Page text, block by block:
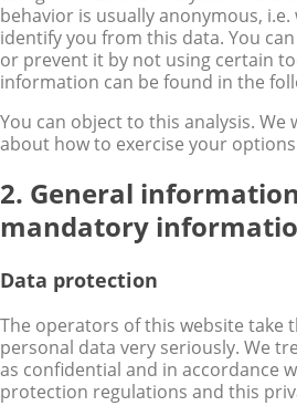
behavior is usually anonymous,
identify you from this data. You
or prevent it by not using certain
information can be found in the
You can object to this analysis.
about how to exercise your
2. General
mandatory
Data protection
The operators of this website take
personal data very seriously. We
as confidential and in accordance
protection regulations and this